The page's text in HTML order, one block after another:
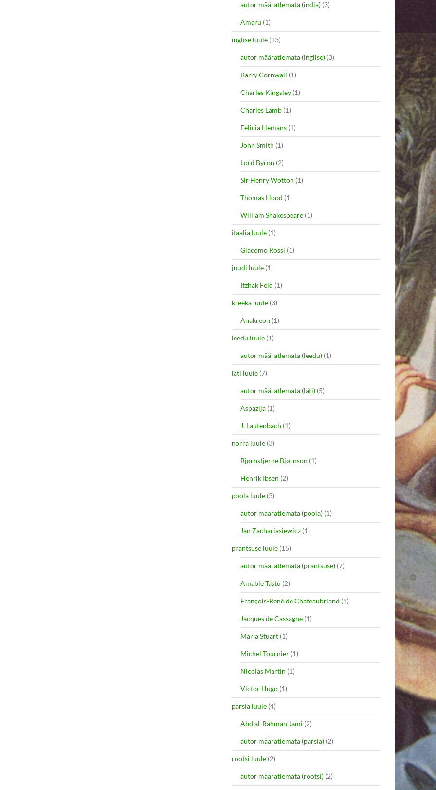
autor määratlemata (india) (3)
Amaru (1)
inglise luule (13)
autor määratlemata (inglise) (3)
Barry Cornwall (1)
Charles Kingsley (1)
Charles Lamb (1)
Felicia Hemans (1)
John Smith (1)
Lord Byron (2)
Sir Henry Wotton (1)
Thomas Hood (1)
William Shakespeare (1)
itaalia luule (1)
Giacomo Rossi (1)
juudi luule (1)
Itzhak Feld (1)
kreeka luule (3)
Anakreon (1)
leedu luule (1)
autor määratlemata (leedu) (1)
läti luule (7)
autor määratlemata (läti) (5)
Aspazija (1)
J. Lautenbach (1)
norra luule (3)
Bjørnstjerne Bjørnson (1)
Henrik Ibsen (2)
poola luule (3)
autor määratlemata (poola) (1)
Jan Zachariasiewicz (1)
prantsuse luule (15)
autor määratlemata (prantsuse) (7)
Amable Tastu (2)
François-René de Chateaubriand (1)
Jacques de Cassagne (1)
Maria Stuart (1)
Michel Tournier (1)
Nicolas Martin (1)
Victor Hugo (1)
pärsia luule (4)
Abd al-Rahman Jami (2)
autor määratlemata (pärsia) (2)
rootsi luule (2)
autor määratlemata (rootsi) (2)